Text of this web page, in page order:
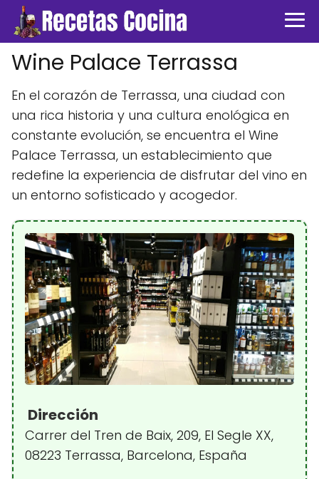
Wine Palace Terrassa
En el corazón de Terrassa, una ciudad con
una rica historia y una cultura enológica en
constante evolución, se encuentra el Wine
Palace Terrassa, un establecimiento que
redefine la experiencia de disfrutar del vino en
un entorno sofisticado y acogedor.
Dirección
Carrer del Tren de Baix, 209, El Segle XX,
08223 Terrassa, Barcelona, España